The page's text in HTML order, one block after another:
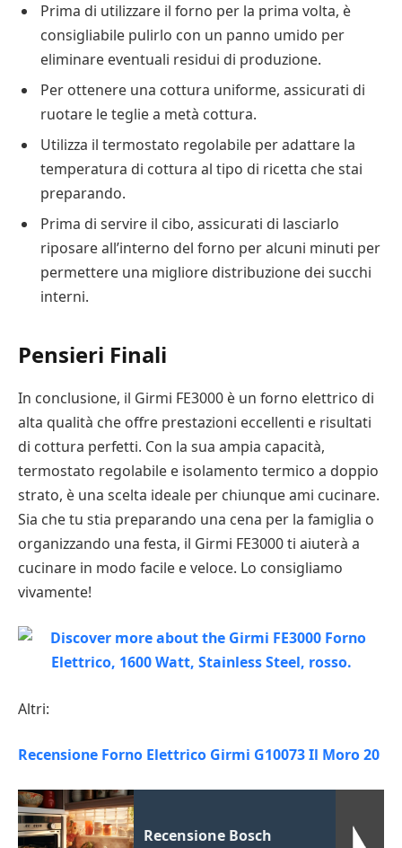
Prima di utilizzare il forno per la prima volta, è
consigliabile pulirlo con un panno umido per
eliminare eventuali residui di produzione.
Per ottenere una cottura uniforme, assicurati di
ruotare le teglie a metà cottura.
Utilizza il termostato regolabile per adattare la
temperatura di cottura al tipo di ricetta che stai
preparando.
Prima di servire il cibo, assicurati di lasciarlo
riposare all’interno del forno per alcuni minuti per
permettere una migliore distribuzione dei succhi
interni.
Pensieri Finali
In conclusione, il Girmi FE3000 è un forno elettrico di
alta qualità che offre prestazioni eccellenti e risultati
di cottura perfetti. Con la sua ampia capacità,
termostato regolabile e isolamento termico a doppio
strato, è una scelta ideale per chiunque ami cucinare.
Sia che tu stia preparando una cena per la famiglia o
organizzando una festa, il Girmi FE3000 ti aiuterà a
cucinare in modo facile e veloce. Lo consigliamo
vivamente!
Altri:
Recensione Forno Elettrico Girmi G10073 Il Moro 20
Recensione Bosch